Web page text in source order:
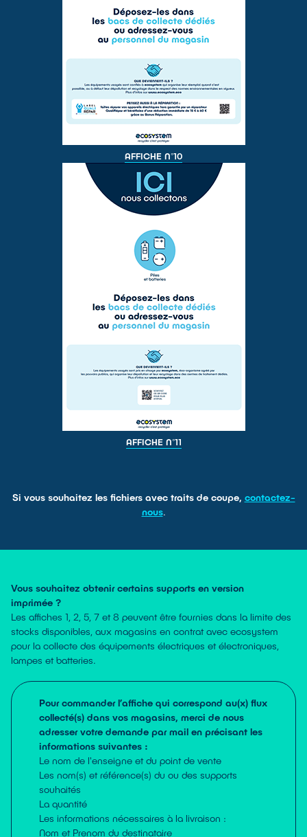
AFFICHE N°10
AFFICHE N°11
Si vous souhaitez les fichiers avec traits de coupe, contactez-
nous.
Vous souhaitez obtenir certains supports en version
imprimée ?
Les affiches 1, 2, 5, 7 et 8 peuvent être fournies dans la limite des
stocks disponibles, aux magasins en contrat avec ecosystem
pour la collecte des équipements électriques et électroniques,
lampes et batteries.
Pour commander l’affiche qui correspond au(x) flux
collecté(s) dans vos magasins, merci de nous
adresser votre demande par mail en précisant les
informations suivantes :
Le nom de l'enseigne et du point de vente
Les nom(s) et référence(s) du ou des supports
souhaités
La quantité
Les informations nécessaires à la livraison :
Nom et Prenom du destinataire